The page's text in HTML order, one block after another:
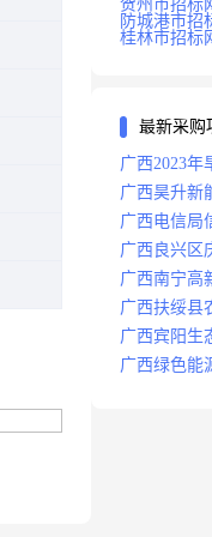
贺州市招标
防城港市招
桂林市招标
最新采购
广西2023年
广西昊升新
标
广西电信局
广西良兴区
广西南宁高
广西扶绥县
告
广西宾阳生
广西绿色能